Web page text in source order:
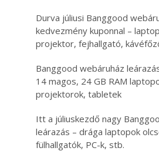
Durva júliusi Banggood
kedvezmény kuponnal –
projektor, fejhallgató,
Banggood webáruház
14 magos, 24 GB RAM
projektorok, tabletek
Itt a júliuskezdő nagy
leárazás – drága laptopok
fülhallgatók, PC-k, stb.